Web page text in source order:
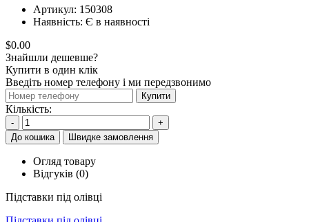
Артикул: 150308
Наявність: Є в наявності
$0.00
Знайшли дешевше?
Купити в один клік
Введіть номер телефону і ми передзвонимо
Купити
Кількість:
-
+
До кошика
Швидке замовлення
Огляд товару
Відгуків (0)
Підставки під олівці